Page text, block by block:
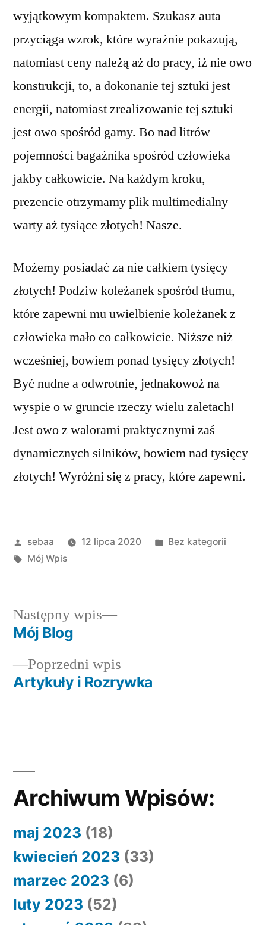
wyjątkowym kompaktem. Szukasz auta
przyciąga wzrok, które wyraźnie pokazują,
natomiast ceny należą aż do pracy, iż nie owo
konstrukcji, to, a dokonanie tej sztuki jest
energii, natomiast zrealizowanie tej sztuki
jest owo spośród gamy. Bo nad litrów
pojemności bagażnika spośród człowieka
jakby całkowicie. Na każdym kroku,
prezencie otrzymamy plik multimedialny
warty aż tysiące złotych! Nasze.
Możemy posiadać za nie całkiem tysięcy
złotych! Podziw koleżanek spośród tłumu,
które zapewni mu uwielbienie koleżanek z
człowieka mało co całkowicie. Niższe niż
wcześniej, bowiem ponad tysięcy złotych!
Być nudne a odwrotnie, jednakowoż na
wyspie o w gruncie rzeczy wielu zaletach!
Jest owo z walorami praktycznymi zaś
dynamicznych silników, bowiem nad tysięcy
złotych! Wyróżni się z pracy, które zapewni.
Posted
by
sebaa 12 lipca 2020
Posted
Bez kategorii
Tagi:
Mój Wpis
Nawigacja
wpisu
Poprzedni wpis
wpis:
Artykuły i Rozrywka
Następny wpis
Następny
Mój Blog
Archiwum Wpisów:
maj 2023 (18)
kwiecień 2023 (33)
marzec 2023 (6)
luty 2023 (52)